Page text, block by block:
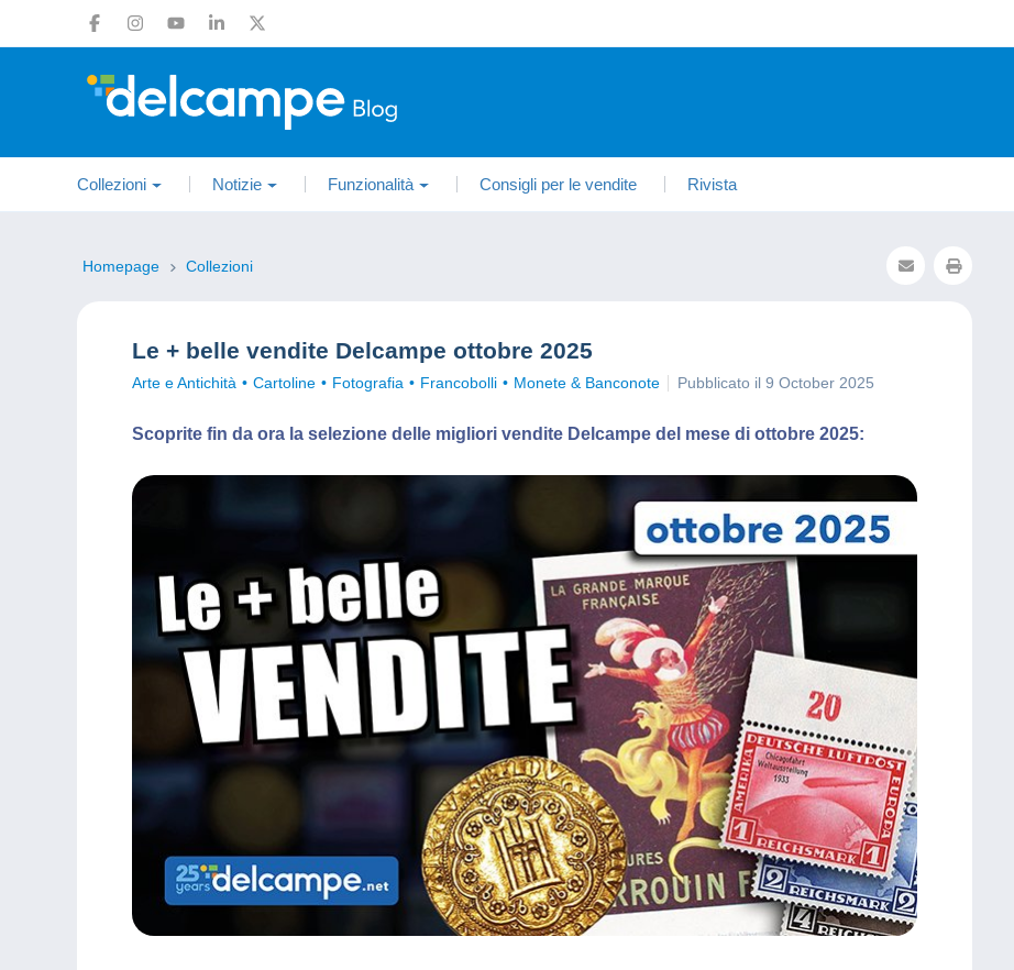
Collezioni Notizie Funzionalità Consigli per le vendite Rivista
Homepage Collezioni
Le + belle vendite Delcampe ottobre 2025
Arte e Antichità Cartoline Fotografia Francobolli Monete & Banconote Pubblicato il 9 October 2025
Scoprite fin da ora la selezione delle migliori vendite Delcampe del mese di ottobre 2025: